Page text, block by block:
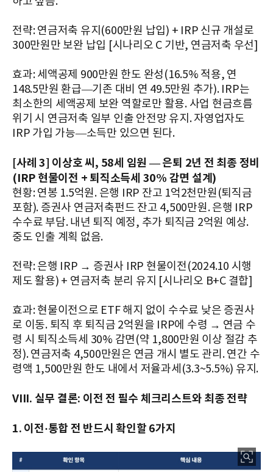
전략: 연금저축 유지(600만원 납입) + IRP 신규 개설로
300만원만 보완 납입 [시나리오 C 기반, 연금저축 우선]
효과: 세액공제 900만원 한도 완성(16.5% 적용, 연
148.5만원 환급—기존 대비 연 49.5만원 추가). IRP는
최소한의 세액공제 보완 역할로만 활용. 사업 현금흐름
위기 시 연금저축 일부 인출 안전망 유지. 자영업자도
IRP 가입 가능—소득만 있으면 된다.
[사례 3] 이상호 씨, 58세 임원 — 은퇴 2년 전 최종 정비
(IRP 현물이전 + 퇴직소득세 30% 감면 설계)
현황: 연봉 1.5억원. 은행 IRP 잔고 1억2천만원(퇴직금
포함). 증권사 연금저축펀드 잔고 4,500만원. 은행 IRP
수수료 부담. 내년 퇴직 예정, 추가 퇴직금 2억원 예상.
중도 인출 계획 없음.
전략: 은행 IRP → 증권사 IRP 현물이전(2024.10 시행
제도 활용) + 연금저축 분리 유지 [시나리오 B+C 결합]
효과: 현물이전으로 ETF 해지 없이 수수료 낮은 증권사
로 이동. 퇴직 후 퇴직금 2억원을 IRP에 수령 → 연금 수
령 시 퇴직소득세 30% 감면(약 1,800만원 이상 절감 추
정). 연금저축 4,500만원은 연금 개시 별도 관리. 연간 수
령액 1,500만원 한도 내에서 저율과세(3.3~5.5%) 유지.
VIII. 실무 결론: 이전 전 필수 체크리스트와 최종 전략
1. 이전·통합 전 반드시 확인할 6가지